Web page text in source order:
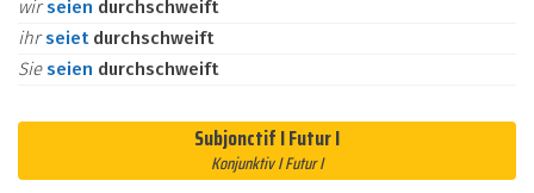
wirseien durchschweift
ihrseiet durchschweift
Sieseien durchschweift
Subjonctif I Futur I
Konjunktiv I Futur I